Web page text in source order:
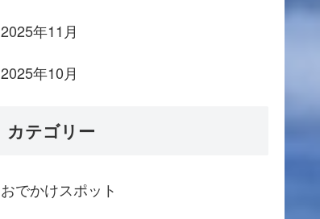
2025年11月
2025年10月
カテゴリー
おでかけスポット